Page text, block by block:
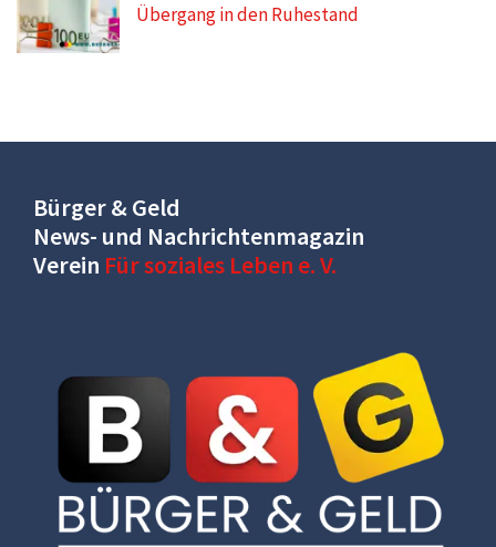
Übergang in den Ruhestand
Bürger & Geld
News- und Nachrichtenmagazin
Verein Für soziales Leben e. V.